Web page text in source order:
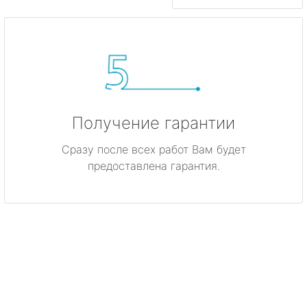
Получение гарантии
Сразу после всех работ Вам будет
предоставлена гарантия.